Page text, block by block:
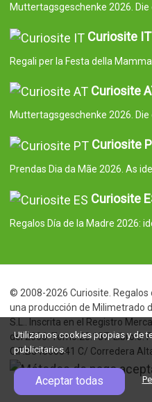
Muttertagsgeschenke 2026.
Curiosite IT
Regali per la Festa della
Curiosite
Muttertagsgeschenke 2026.
Curiosite
Prendas Dia da Mãe 2026. As
Curiosite
Regalos Día de la Madre 2026:
© 2008-2026 Curiosite. Regalos
una producción de Milimetrado
S.L.. Inscrita en el Registro
del 2006. Tomo:23.137. Libro:0.
CIF:B84800341 C/ Corredera
Utilizamos cookies propias y de
publicitarios.
Aceptar todas